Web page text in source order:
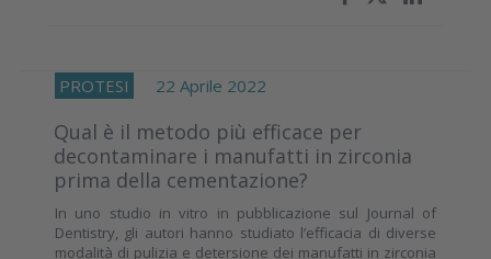
PROTESI 22 Aprile 2022
Qual è il metodo più efficace per
decontaminare i manufatti in zirconia
prima della cementazione?
In uno studio in vitro in pubblicazione sul Journal of
Dentistry, gli autori hanno studiato l’efficacia di diverse
modalità di pulizia e detersione dei manufatti in zirconia